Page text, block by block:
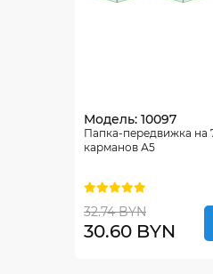
Модель: 10097
Папка-передвижка на
карманов А5
32.74 BYN
30.60 BYN